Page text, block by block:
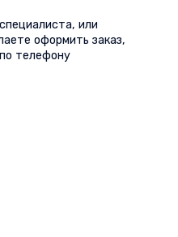
или
оформить заказ,
телефону